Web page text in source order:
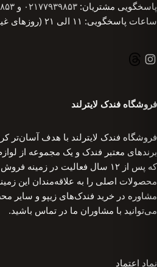
پاسخگویی مشتریان: ۰۲۱۷۷۹۳۹۸۵۳ و
ساعات پاسخگویی: ۱۱ الی ۲۱ (روزهای غیر تعطیل)
فروشگاه فندک لایترلند
فروشگاه فندک لایترلند با هدف آسان‌تر
برندهای معتبر فندک و یک مجموعه از
که پس از ۱۲ سال فعالیت در
محصولات اصلی را به علاقه‌مندان این
مشاوره در خرید فندک‌های زیپو و سایر
می‌توانید با مشاوران ما در تماس باشید.
نماد اعتماد